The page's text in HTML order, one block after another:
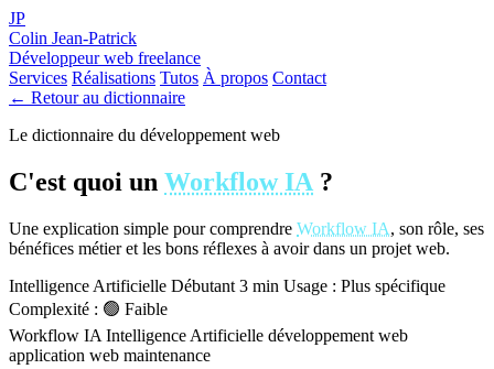
JP
Colin Jean-Patrick
Développeur web freelance
Services Réalisations Tutos À propos Contact
← Retour au dictionnaire
Le dictionnaire du développement web
C'est quoi un Workflow IA ?
Une explication simple pour comprendre Workflow IA, son rôle, ses
bénéfices métier et les bons réflexes à avoir dans un projet web.
Intelligence Artificielle Débutant 3 min Usage : Plus spécifique
Complexité : 🟢 Faible
Workflow IA Intelligence Artificielle développement web
application web maintenance